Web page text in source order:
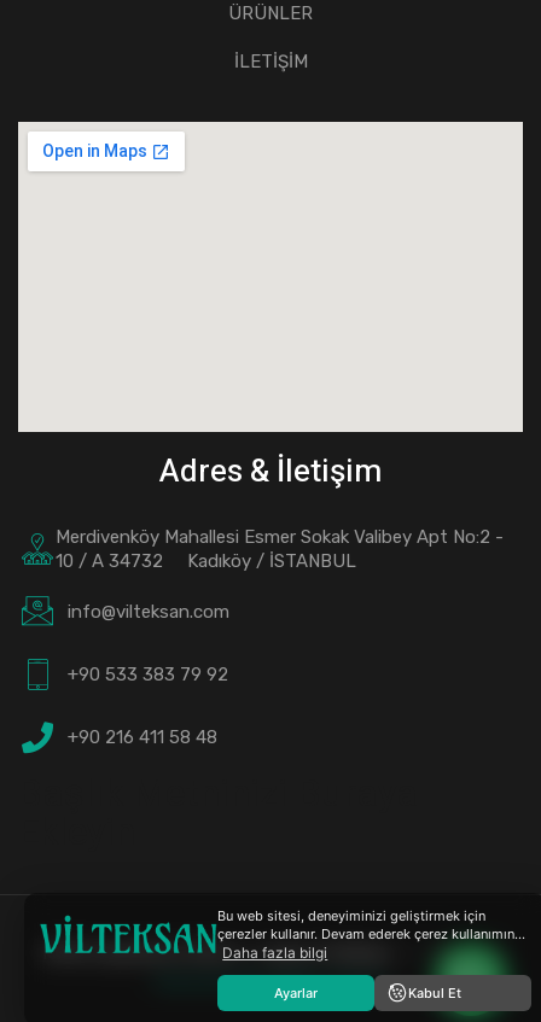
ÜRÜNLER
İLETİŞİM
Adres & İletişim
Merdivenköy Mahallesi Esmer Sokak Valibey Apt No:2 -
10 / A 34732 Kadıköy / İSTANBUL
info@vilteksan.com
+90 533 383 79 92
+90 216 411 58 48
KVKK Aydınlatma Metni veÇerez Politikası
| © 2024
Kurumsal Fikir Reklam Ajansı
Bu web sitesi, deneyiminizi geliştirmek için
çerezler kullanır. Devam ederek çerez kullanımın...
Daha fazla bilgi
Ayarlar Kabul Et